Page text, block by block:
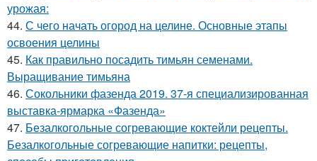
урожая:
44. С чего начать огород на целине. Основные этапы
освоения целины
45. Как правильно посадить тимьян семенами.
Выращивание тимьяна
46. Сокольники фазенда 2019. 37-я специализированная
выставка-ярмарка «Фазенда»
47. Безалкогольные согревающие коктейли рецепты.
Безалкогольные согревающие напитки: рецепты,